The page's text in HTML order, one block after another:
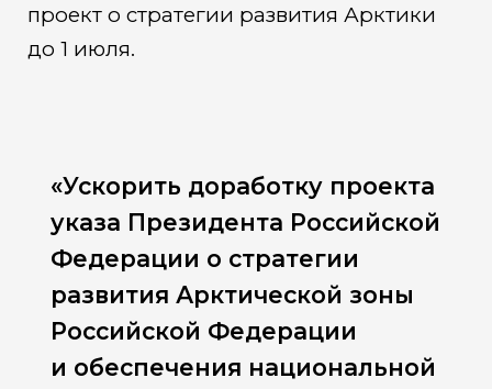
проект о стратегии развития Арктики
до 1 июля.
«Ускорить доработку проекта
указа Президента Российской
Федерации о стратегии
развития Арктической зоны
Российской Федерации
и обеспечения национальной